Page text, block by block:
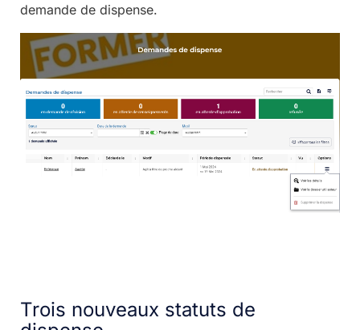
demande de dispense.
Trois nouveaux statuts de